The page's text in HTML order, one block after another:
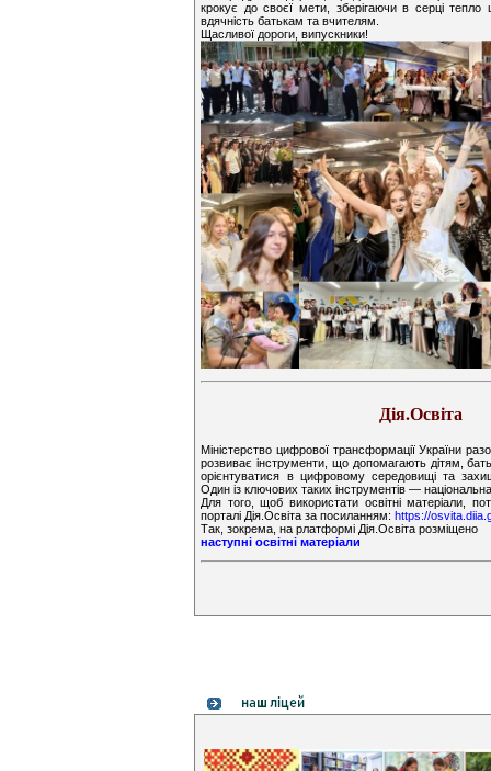
крокує до своєї мети, зберігаючи в серці тепло
вдячність батькам та вчителям.
Щасливої дороги, випускники!
Дія.Освіта
Міністерство цифрової трансформації України
розвиває інструменти, що допомагають дітям,
орієнтуватися в цифровому середовищі та
Один із ключових таких інструментів —
Для того, щоб використати освітні матеріали,
порталі Дія.Освіта за посиланням:https://
Так, зокрема, на рлатформі Дія.Освіта розміщено
наступні освітні матеріали